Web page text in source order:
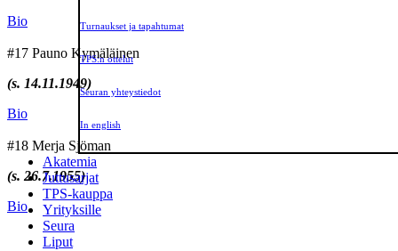
Turnaukset ja tapahtumat
TPS:n ottelut
Seuran yhteystiedot
In english
Akatemia
Juttusarjat
TPS-kauppa
Yrityksille
Seura
Liput
Bio
#17 Pauno Kymäläinen
(s. 14.11.1949)
Bio
#18 Merja Sjöman
(s. 26.7.1955)
Bio